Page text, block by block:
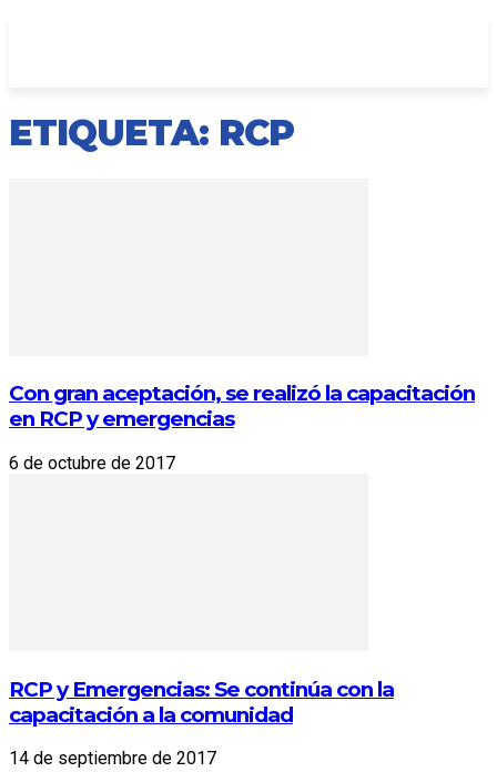
ETIQUETA: RCP
Con gran aceptación, se realizó la capacitación
en RCP y emergencias
6 de octubre de 2017
RCP y Emergencias: Se continúa con la
capacitación a la comunidad
14 de septiembre de 2017